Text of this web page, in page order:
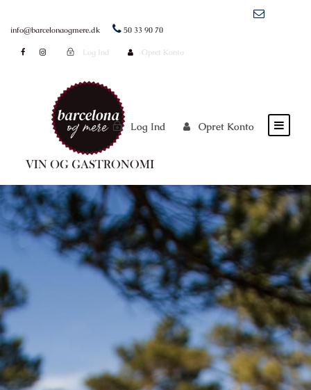
info@barcelonaogmere.dk 50 33 90 70
Log Ind Opret Konto
Log Ind Opret Konto